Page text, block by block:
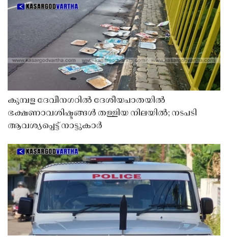
കുമ്പള ദേവീനഗറിൽ ദേശീയപാതയിൽ
ഭക്ഷണാവശിഷ്ടങ്ങൾ തള്ളിയ നിലയിൽ; നടപടി
ആവശ്യപ്പെട്ട് നാട്ടുകാർ